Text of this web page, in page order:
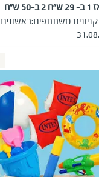
קניונים משתתפים:ראשונים